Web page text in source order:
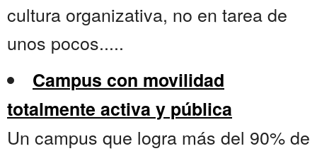
cultura organizativa, no en tarea de
unos pocos.....
Campus con movilidad
totalmente activa y pública
Un campus que logra más del 90% de